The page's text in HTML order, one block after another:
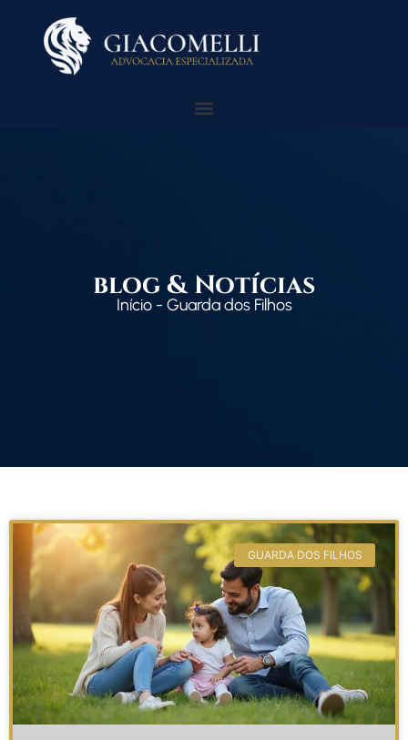
blog & Notícias
Início- Guarda dos Filhos
GUARDA DOS FILHOS